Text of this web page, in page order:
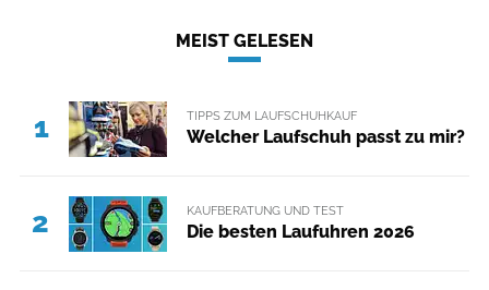
MEIST GELESEN
1 TIPPS ZUM LAUFSCHUHKAUF
Welcher Laufschuh passt zu mir?
2 KAUFBERATUNG UND TEST
Die besten Laufuhren 2026